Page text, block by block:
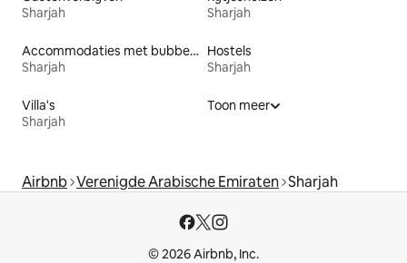
Sharjah
Sharjah
Accommodaties met bubbelbad
Sharjah
Hostels
Sharjah
Villa's
Sharjah
Toon meer
Airbnb Verenigde Arabische Emiraten Sharjah
© 2026 Airbnb, Inc.